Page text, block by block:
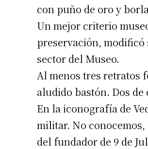
con puño de oro y
Un mejor criterio
preservación,
sector del Museo.
Al menos tres retratos
aludido bastón. Dos
En la iconografía de
militar. No
del fundador de 9 de